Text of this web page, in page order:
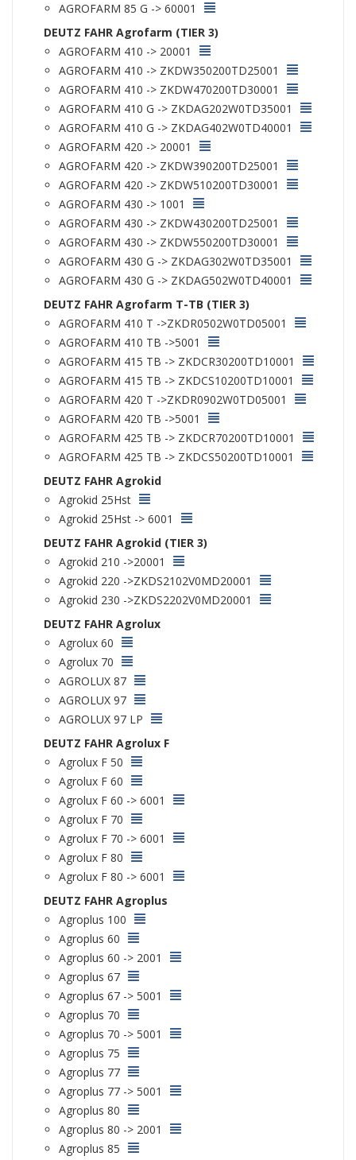
AGROFARM 85 G -> 60001
DEUTZ FAHR Agrofarm (TIER 3)
AGROFARM 410 -> 20001
AGROFARM 410 -> ZKDW350200TD25001
AGROFARM 410 -> ZKDW470200TD30001
AGROFARM 410 G -> ZKDAG202W0TD35001
AGROFARM 410 G -> ZKDAG402W0TD40001
AGROFARM 420 -> 20001
AGROFARM 420 -> ZKDW390200TD25001
AGROFARM 420 -> ZKDW510200TD30001
AGROFARM 430 -> 1001
AGROFARM 430 -> ZKDW430200TD25001
AGROFARM 430 -> ZKDW550200TD30001
AGROFARM 430 G -> ZKDAG302W0TD35001
AGROFARM 430 G -> ZKDAG502W0TD40001
DEUTZ FAHR Agrofarm T-TB (TIER 3)
AGROFARM 410 T ->ZKDR0502W0TD05001
AGROFARM 410 TB ->5001
AGROFARM 415 TB -> ZKDCR30200TD10001
AGROFARM 415 TB -> ZKDCS10200TD10001
AGROFARM 420 T ->ZKDR0902W0TD05001
AGROFARM 420 TB ->5001
AGROFARM 425 TB -> ZKDCR70200TD10001
AGROFARM 425 TB -> ZKDCS50200TD10001
DEUTZ FAHR Agrokid
Agrokid 25Hst
Agrokid 25Hst -> 6001
DEUTZ FAHR Agrokid (TIER 3)
Agrokid 210 ->20001
Agrokid 220 ->ZKDS2102V0MD20001
Agrokid 230 ->ZKDS2202V0MD20001
DEUTZ FAHR Agrolux
Agrolux 60
Agrolux 70
AGROLUX 87
AGROLUX 97
AGROLUX 97 LP
DEUTZ FAHR Agrolux F
Agrolux F 50
Agrolux F 60
Agrolux F 60 -> 6001
Agrolux F 70
Agrolux F 70 -> 6001
Agrolux F 80
Agrolux F 80 -> 6001
DEUTZ FAHR Agroplus
Agroplus 100
Agroplus 60
Agroplus 60 -> 2001
Agroplus 67
Agroplus 67 -> 5001
Agroplus 70
Agroplus 70 -> 5001
Agroplus 75
Agroplus 77
Agroplus 77 -> 5001
Agroplus 80
Agroplus 80 -> 2001
Agroplus 85